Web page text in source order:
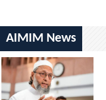
AIMIM News